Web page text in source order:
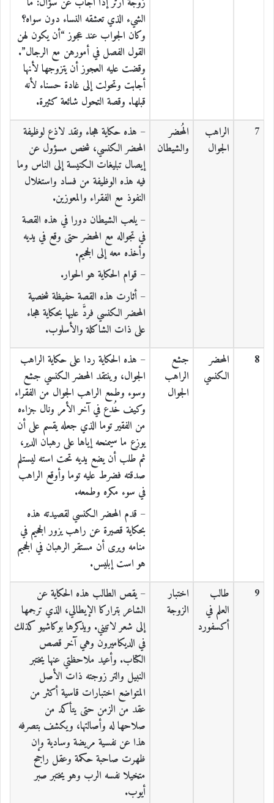
الشيء الذي تعشقه النساء دون سواه؟
وكان الجواب عند عجوز “أن يكون لهن
القول الفصل في أمورهن مع الرجال”.
وقضت عليه العجوز أن يتزوجها لأنها
أجابت وتحولت إلى غادة حسناء لأنه
قبلها. وقصة التحول شائعة كثيرة.
7
الراهب
الجوال
المُحضر
والشيطان
– هذه حكاية هجاء ونقد لاذع لوظيفة
المحضر الكنسي، شخص مسؤول عن
إيصال تبليغات الكنيسة إلى الناس وما
فيه هذه الوظيفة من فساد واستغلال
النفوذ مع الفقراء والمعوزين.
– يلعب الشيطان دورا في هذه القصة
في تجواله مع المحضر حتى وقع في يديه
وأخذه معه إلى الجحيم.
– قوام الحكاية هو الحوار.
– أثارت هذه القصة حفيظة شخصية
المحضر الكنسي فردَّ عليها بحكاية هجاء
على ذات الشاكلة والأسلوب.
8
المحضر
الكنسي
جشع
الراهب
الجوال
– هذه الحكاية ردا على حكاية الراهب
الجوال، وينتقد المحضر الكنسي جشع
وسوء وطمع الراهب الجوال من الفقراء
وكيف خُدع في آخر الأمر ونال جزاءه
من الفقير توما الذي جعله يقسم على أن
يوزع ما سيمنحه إياها على رهبان الدير،
ثم طلب أن يضع يديه تحت استه ليستلم
صدقته فضرط عليه توما وأوقع الراهب
في سوء مكره وطمعه.
– قدم المحضر الكنسي لقصيدته هذه
بحكاية قصيرة عن راهب يزور الجحيم في
منامه ويرى أن مستقر الرهبان في الجحيم
هو است إبليس.
9
طالب
العلم في
أكسفورد
اختبار
الزوجة
– يقص الطالب هذه الحكاية عن
الشاعر بتراركا الإيطالي، الذي ترجمها
إلى شعر لاتيني. ويذكرها بوكاشيو كذلك
في الديكاميرون وهي آخر قصص
الكتاب. وأعيد ملاحظتي عنها يختبر
النبيل والتر زوجته ذات الأصل
المتواضع اختبارات قاسية أكثر من
عقد من الزمن حتى يتأكد من
صلاحها له وأصالتها، ويكشف بتصرفه
هذا عن نفسية مريضة وسادية وإن
ظهرت صاحبة حكمة وعقل راجح
متخيلا نفسه الرب وهو يختبر صبر
أيوب.